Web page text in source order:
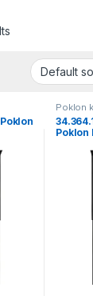
Poklon
Poklon